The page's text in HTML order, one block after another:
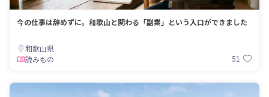
今の仕事は辞めずに。和歌山と関わる「副業」という入口ができました
和歌山県
読みもの
51